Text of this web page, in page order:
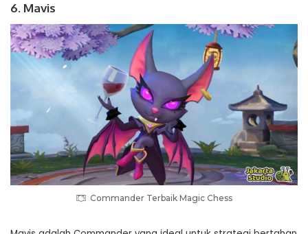
6. Mavis
Commander Terbaik Magic Chess